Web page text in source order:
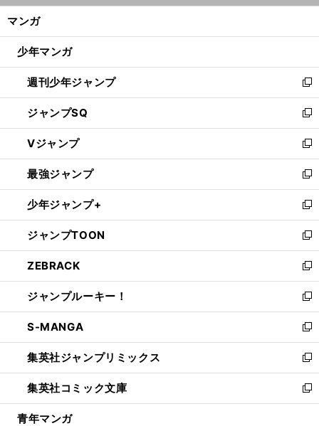
ン
ウ
開
く
マンガ
少年マンガ
週刊少年ジャンプ
新
し
い
ウ
ィ
ン
ド
ウ
で
開
く
ジャンプSQ
新
し
い
ウ
ィ
ン
ド
ウ
で
開
く
Vジャンプ
新
し
い
ウ
ィ
ン
ド
ウ
で
開
く
最強ジャンプ
新
し
い
ウ
ィ
ン
ド
ウ
で
開
く
少年ジャンプ+
新
し
い
ウ
ィ
ン
ド
ウ
で
開
く
ジャンプTOON
新
し
い
ウ
ィ
ン
ド
ウ
で
開
く
ZEBRACK
新
し
い
ウ
ィ
ン
ド
ウ
で
開
ジャンプルーキー！
新
し
い
ウ
ィ
ン
ド
ウ
S-MANGA
新
し
い
ウ
ィ
ン
集英社ジャンプリミックス
新
し
い
ウ
集英社コミック文庫
新
し
青年マンガ